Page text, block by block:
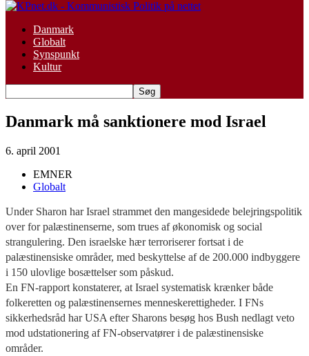
Danmark
Globalt
Synspunkt
Kultur
Danmark må sanktionere mod Israel
6. april 2001
EMNER
Globalt
Under Sharon har Israel strammet den mangesidede belejringspolitik
over for palæstinenserne, som trues af økonomisk og social
strangulering. Den israelske hær terroriserer fortsat i de
palæstinensiske områder, med beskyttelse af de 200.000 indbyggere
i 150 ulovlige bosættelser som påskud.
En FN-rapport konstaterer, at Israel systematisk krænker både
folkeretten og palæstinensernes menneskerettigheder. I FNs
sikkerhedsråd har USA efter Sharons besøg hos Bush nedlagt veto
mod udstationering af FN-observatører i de palæstinensiske
områder.